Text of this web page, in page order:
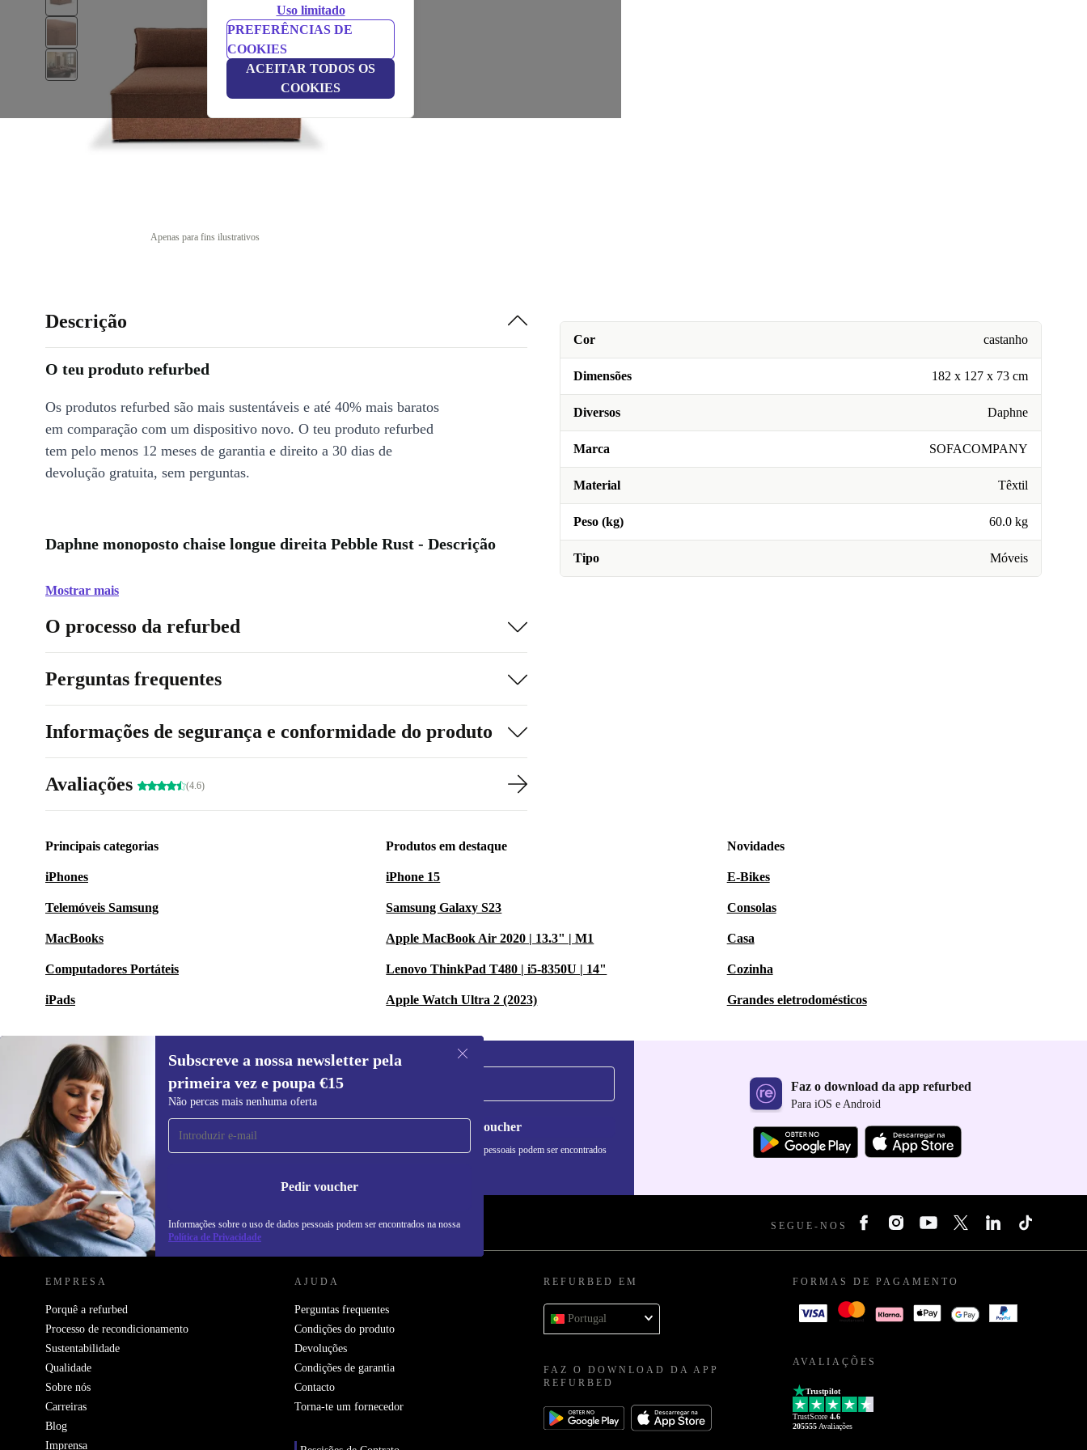
Uso limitado
PREFERÊNCIAS DE
COOKIES
ACEITAR TODOS OS
COOKIES
Apenas para fins ilustrativos
Cor castanho
Dimensões 182 x 127 x 73 cm
Diversos Daphne
Marca SOFACOMPANY
Material Têxtil
Peso (kg) 60.0 kg
Tipo Móveis
Descrição
O teu produto refurbed
Os produtos refurbed são mais sustentáveis e até 40% mais baratos
em comparação com um dispositivo novo. O teu produto refurbed
tem pelo menos 12 meses de garantia e direito a 30 dias de
devolução gratuita, sem perguntas.
Daphne monoposto chaise longue direita Pebble Rust - Descrição
Mostrar mais
O processo da refurbed
Perguntas frequentes
Informações de segurança e conformidade do produto
Avaliações (4.6)
Principais categorias
iPhones
Telemóveis Samsung
MacBooks
Computadores Portáteis
iPads
Produtos em destaque
iPhone 15
Samsung Galaxy S23
Apple MacBook Air 2020 | 13.3" | M1
Lenovo ThinkPad T480 | i5-8350U | 14"
Apple Watch Ultra 2 (2023)
Novidades
E-Bikes
Consolas
Casa
Cozinha
Grandes eletrodomésticos
Subscreve a nossa newsletter pela
primeira vez e poupa €15
Não percas mais nenhuma oferta
Pedir voucher
Informações sobre o uso de dados pessoais podem ser encontrados na nossa
Política de Privacidade
Subscreve a nossa newsletter pela
primeira vez e poupa 15€!
Não percas mais nenhuma oferta.
Pedir voucher
Informações sobre o uso de dados pessoais podem ser encontrados
Faz o download da app refurbed
Para iOS e Android
REFURBED PORTUGAL - RETHINK NEW. SEGUE-NOS
EMPRESA
Porquê a refurbed
Processo de recondicionamento
Sustentabilidade
Qualidade
Sobre nós
Carreiras
Blog
Imprensa
AJUDA
Perguntas frequentes
Condições do produto
Devoluções
Condições de garantia
Contacto
Torna-te um fornecedor
REFURBED EM
Portugal
FAZ O DOWNLOAD DA APP
REFURBED
FORMAS DE PAGAMENTO
AVALIAÇÕES
Trustpilot
TrustScore 4.6
205555 Avaliações